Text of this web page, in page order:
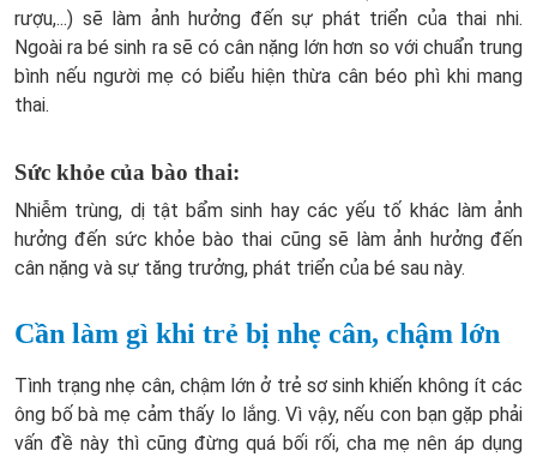
rượu,...) sẽ làm ảnh hưởng đến sự phát triển của thai nhi.
Ngoài ra bé sinh ra sẽ có cân nặng lớn hơn so với chuẩn trung
bình nếu người mẹ có biểu hiện thừa cân béo phì khi mang
thai.
Sức khỏe của bào thai:
Nhiễm trùng, dị tật bẩm sinh hay các yếu tố khác làm ảnh
hưởng đến sức khỏe bào thai cũng sẽ làm ảnh hưởng đến
cân nặng và sự tăng trưởng, phát triển của bé sau này.
Cần làm gì khi trẻ bị nhẹ cân, chậm lớn
Tình trạng nhẹ cân, chậm lớn ở trẻ sơ sinh khiến không ít các
ông bố bà mẹ cảm thấy lo lắng. Vì vậy, nếu con bạn gặp phải
vấn đề này thì cũng đừng quá bối rối, cha mẹ nên áp dụng